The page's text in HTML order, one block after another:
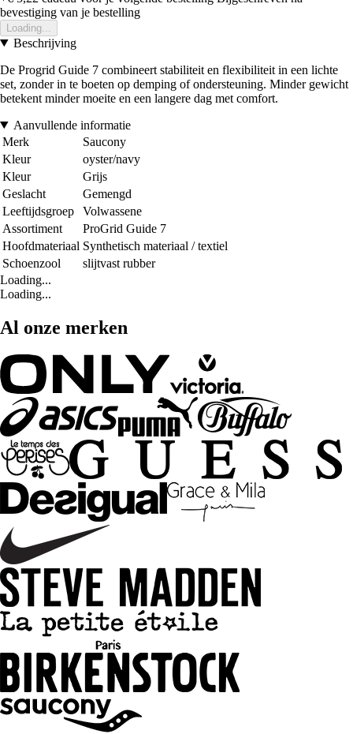
bevestiging van je bestelling
Loading...
Beschrijving
De Progrid Guide 7 combineert stabiliteit en flexibiliteit in een lichte
set, zonder in te boeten op demping of ondersteuning. Minder gewicht
betekent minder moeite en een langere dag met comfort.
Aanvullende informatie
Merk
Saucony
Kleur
oyster/navy
Kleur
Grijs
Geslacht
Gemengd
Leeftijdsgroep
Volwassene
Assortiment
ProGrid Guide 7
Hoofdmateriaal Synthetisch materiaal / textiel
Schoenzool
slijtvast rubber
Loading...
Loading...
Al onze merken